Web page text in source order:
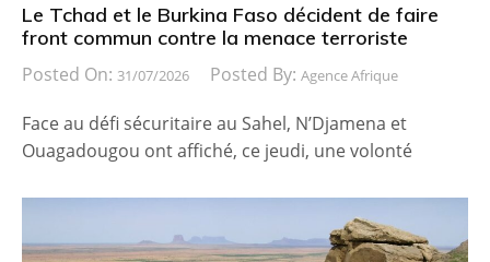
Le Tchad et le Burkina Faso décident de faire
front commun contre la menace terroriste
Posted On: 31/07/2026 Posted By: Agence Afrique
Face au défi sécuritaire au Sahel, N’Djamena et
Ouagadougou ont affiché, ce jeudi, une volonté